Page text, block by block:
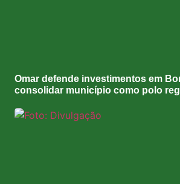
Omar defende investimentos em
consolidar município como polo